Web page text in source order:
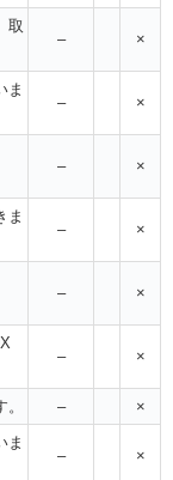
取
– ×
ま
– ×
– ×
ま
– ×
– ×
– ×
– ×
ま
– ×